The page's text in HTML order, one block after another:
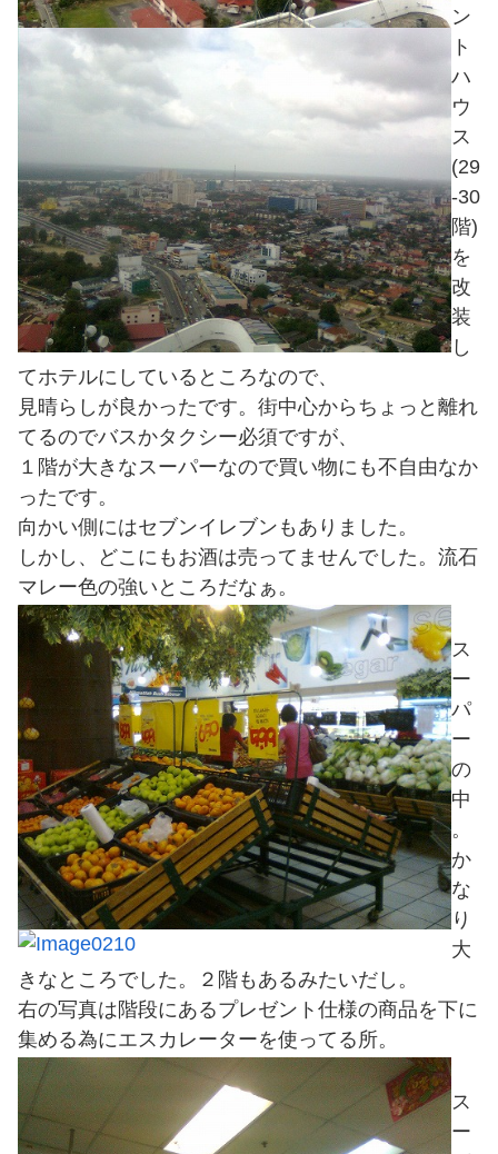
ン
ト
ハ
ウ
ス
(29
-30
階)
を
改
装
し
てホテルにしているところなので、
見晴らしが良かったです。街中心からちょっと離れ
てるのでバスかタクシー必須ですが、
１階が大きなスーパーなので買い物にも不自由なか
ったです。
向かい側にはセブンイレブンもありました。
しかし、どこにもお酒は売ってませんでした。流石
マレー色の強いところだなぁ。
ス
ー
パ
ー
の
中
。
か
な
り
大
きなところでした。２階もあるみたいだし。
右の写真は階段にあるプレゼント仕様の商品を下に
集める為にエスカレーターを使ってる所。
ス
ー